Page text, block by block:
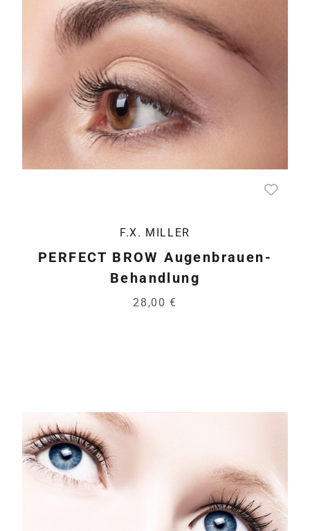
F.X. MILLER
PERFECT BROW Augenbrauen-
Behandlung
28,00 €